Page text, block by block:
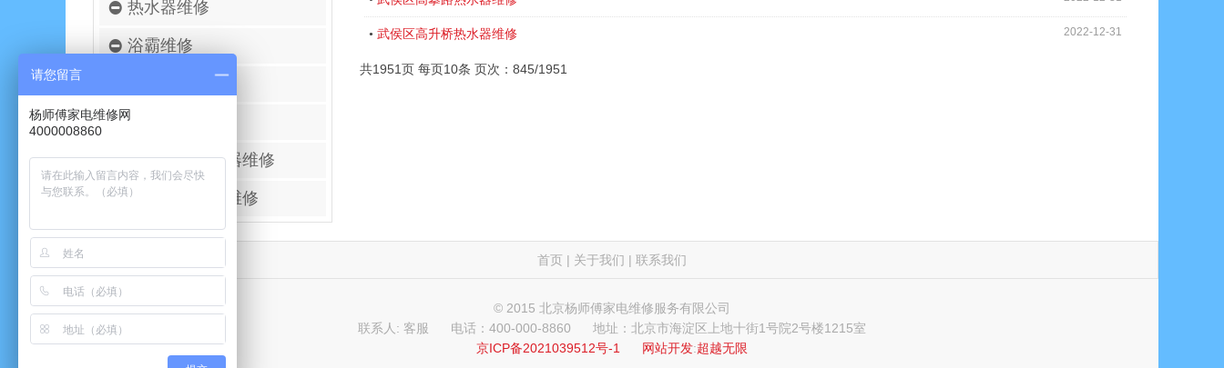
热水器维修
浴霸维修
壁挂炉维修
进口空气净化器维修
太阳能热水器维修
• 武侯区高升桥热水器维修 2022-12-31
共1951页 每页10条 页次：845/1951
首页 | 关于我们 | 联系我们
© 2015 北京杨师傅家电维修服务有限公司
联系人: 客服
电话：400-000-8860
地址：北京市海淀区上地十街1号院2号楼1215室
京ICP备2021039512号-1
网站开发:超越无限
请您留言
杨师傅家电维修网
4000008860